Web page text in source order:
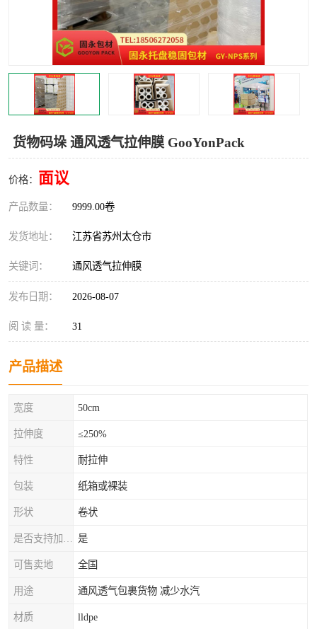
货物码垛 通风透气拉伸膜 GooYonPack
价格： 面议
产品数量： 9999.00卷
发货地址： 江苏省苏州太仓市
关键词： 通风透气拉伸膜
发布日期： 2026-08-07
阅 读 量： 31
产品描述
宽度 50cm
拉伸度 ≤250%
特性 耐拉伸
包装 纸箱或裸装
形状 卷状
是
可售卖地 全国
用途 通风透气包裹货物 减少水汽
材质 lldpe